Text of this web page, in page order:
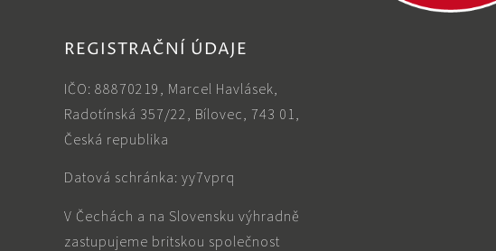
REGISTRAČNÍ ÚDAJE
IČO: 88870219, Marcel Havlásek,
Radotínská 357/22, Bílovec, 743 01,
Česká republika
Datová schránka: yy7vprq
V Čechách a na Slovensku výhradně
zastupujeme britskou společnost